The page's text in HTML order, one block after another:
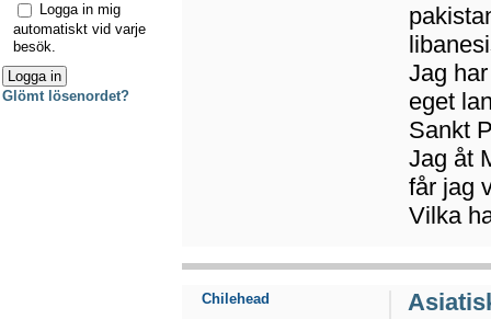
Jag
eget
Sankt
Jag åt
får jag
Vilka
Chilehead
Logga in mig
automatiskt vid varje
besök.
Glömt lösenordet?